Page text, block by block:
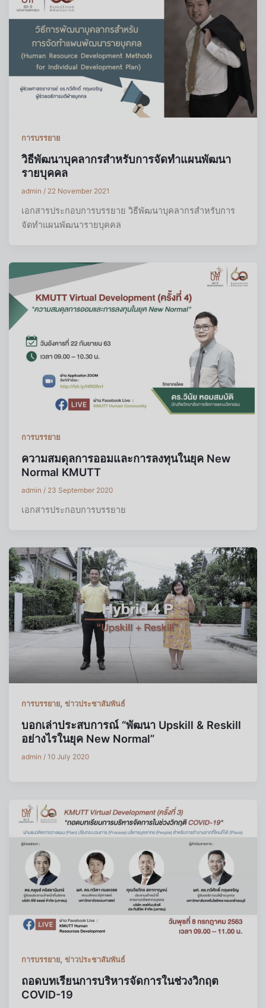
การบรรยาย
วิธีพัฒนาบุคลากรสำหรับการจัดทำแผนพัฒนา
รายบุคคล
admin/ 22 November 2021
เอกสารประกอบการบรรยาย วิธีพัฒนาบุคลากรสำหรับการ
จัดทำแผนพัฒนารายบุคคล
การบรรยาย
ความสมดุลการออมและการลงทุนในยุค New
Normal KMUTT
admin/ 23 September 2020
เอกสารประกอบการบรรยาย
การบรรยาย,ข่าวประชาสัมพันธ์
บอกเล่าประสบการณ์ “พัฒนา Upskill & Reskill
อย่างไรในยุค New Normal”
admin /10 July 2020
การบรรยาย,ข่าวประชาสัมพันธ์
ถอดบทเรียนการบริหารจัดการในช่วงวิกฤต
COVID-19